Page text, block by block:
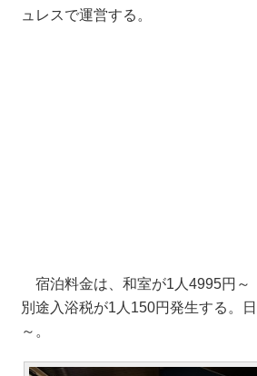
ュレスで運営する。
宿泊料金は、和室が1人4995円～
別途入浴税が1人150円発生する。
～。